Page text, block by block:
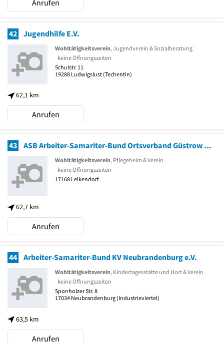
Anrufen
42 Jugendhilfe E.V.
62,1 km
Wohltätigkeitsverein, Jugendverein & Sozialberatung
keine Öffnungszeiten
Schulstr. 11
19288 Ludwigslust (Techentin)
Anrufen
43 ASB Arbeiter-Samariter-Bund Ortsverband Güstrow e.V. Pflegeheim
62,7 km
Wohltätigkeitsverein, Pflegeheim & Verein
keine Öffnungszeiten
17168 Lelkendorf
Anrufen
44 Arbeiter-Samariter-Bund KV Neubrandenburg e.V.
63,5 km
Wohltätigkeitsverein, Kindertagesstätte und Hort & Verein
keine Öffnungszeiten
Sponholzer Str. 8
17034 Neubrandenburg (Industrieviertel)
Anrufen